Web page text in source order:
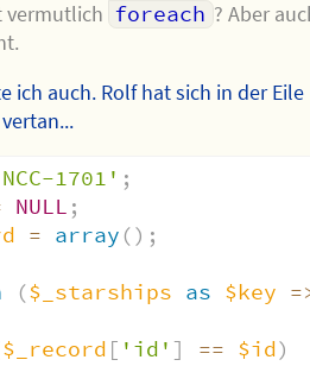
vermutlich foreach ? Aber
ich auch. Rolf hat sich in der
1701' ;
NULL ;
= array () ;
($_starships as $key
$_record [ 'id' ] == $id)